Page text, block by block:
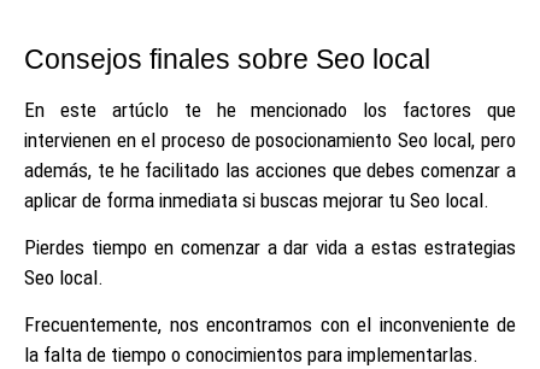
Consejos finales sobre Seo local
En este artúclo te he mencionado los factores que
intervienen en el proceso de posocionamiento Seo local, pero
además, te he facilitado las acciones que debes comenzar a
aplicar de forma inmediata si buscas mejorar tu Seo local.
Pierdes tiempo en comenzar a dar vida a estas estrategias
Seo local.
Frecuentemente, nos encontramos con el inconveniente de
la falta de tiempo o conocimientos para implementarlas.